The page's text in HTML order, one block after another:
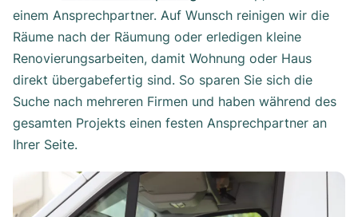
einem Ansprechpartner. Auf Wunsch reinigen wir die
Räume nach der Räumung oder erledigen kleine
Renovierungsarbeiten, damit Wohnung oder Haus
direkt übergabefertig sind. So sparen Sie sich die
Suche nach mehreren Firmen und haben während des
gesamten Projekts einen festen Ansprechpartner an
Ihrer Seite.